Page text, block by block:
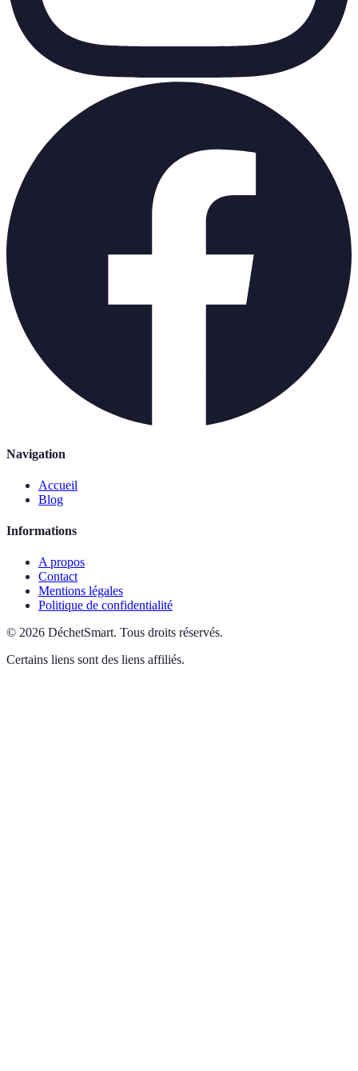
Navigation
Accueil
Blog
Informations
A propos
Contact
Mentions légales
Politique de confidentialité
© 2026 DéchetSmart. Tous droits réservés.
Certains liens sont des liens affiliés.